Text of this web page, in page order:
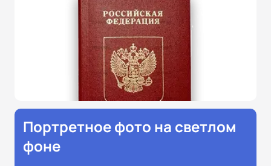
Портретное фото на светлом
фоне